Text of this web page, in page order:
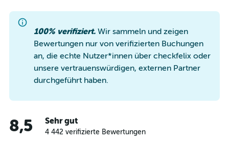
100% verifiziert. Wir sammeln und zeigen
Bewertungen nur von verifizierten Buchungen
an, die echte Nutzer*innen über checkfelix oder
unsere vertrauenswürdigen, externen Partner
durchgeführt haben.
8,5 Sehr gut
4 442 verifizierte Bewertungen